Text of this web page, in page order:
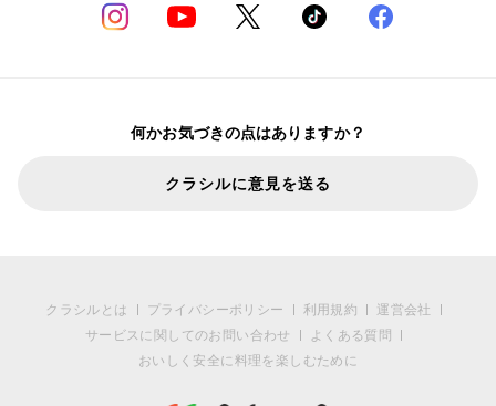
何かお気づきの点はありますか？
クラシルに意見を送る
クラシルとは プライバシーポリシー 利用規約
運営会社
サービスに関してのお問い合わせ
よくある質問
おいしく安全に料理を楽しむために